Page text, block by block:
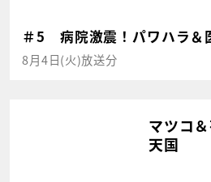
＃5 病院激震！パワハラ＆
8月4日(火)放送分
マツコ
天国